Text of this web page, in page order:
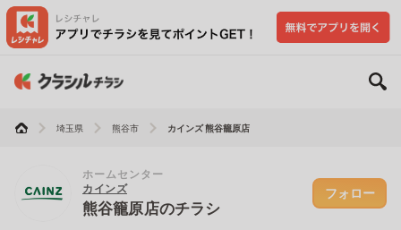
埼玉県 熊谷市 カインズ 熊谷籠原店
ホームセンター
カインズ
熊谷籠原店のチラシ
フォロー